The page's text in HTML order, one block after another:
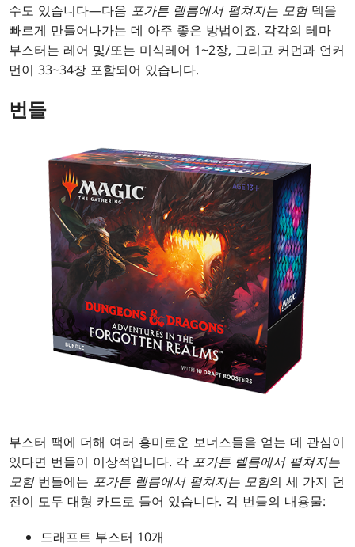
수도 있습니다—다음 포가튼 렐름에서 펼쳐지는 모험덱을
빠르게 만들어나가는 데 아주 좋은 방법이죠. 각각의 테마
부스터는 레어 및/또는 미식레어 1~2장, 그리고 커먼과 언커
먼이 33~34장 포함되어 있습니다.
번들
부스터 팩에 더해 여러 흥미로운 보너스들을 얻는 데 관심이
있다면 번들이 이상적입니다. 각 포가튼 렐름에서 펼쳐지는
모험번들에는 포가튼 렐름에서 펼쳐지는 모험의 세 가지 던
전이 모두 대형 카드로 들어 있습니다. 각 번들의 내용물:
드래프트 부스터 10개